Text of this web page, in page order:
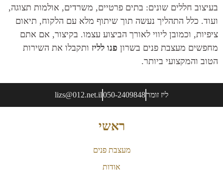
חללים שונים: בתים פרטיים, משרדים, אולמות תצוגה,
כלל התהליך נעשה תוך שיתוף מלא עם הלקוח, תיאום
וכמובן ליווי לאורך הביצוע עצמו. בקיצור, אם אתם
מעצבת פנים בשרוןפנו לליז ותקבלו את השירות
והמקצועי ביותר.
ליז זומר 050-2409848
lizs@012.net.il
ראשי
מעצבת פנים
אודות